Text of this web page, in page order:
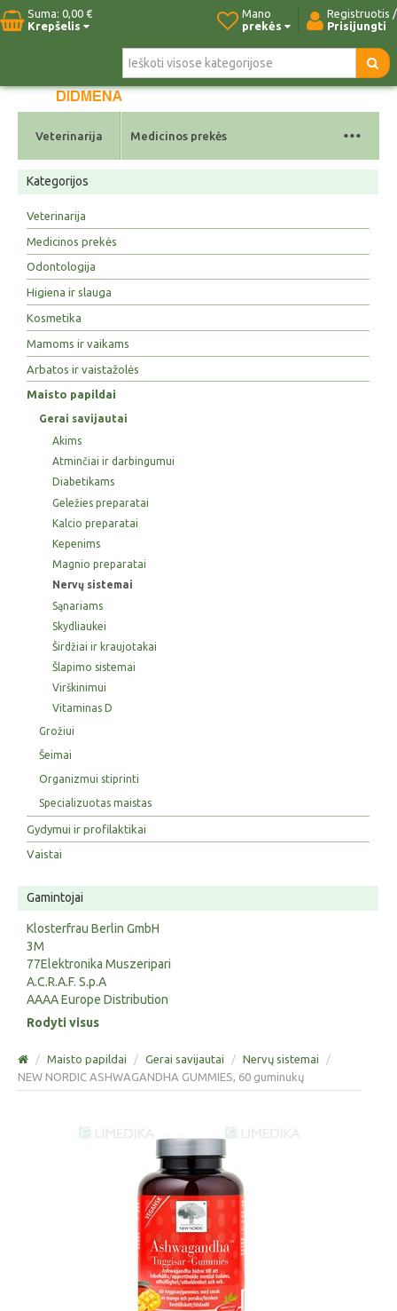
Suma: 0,00 €
Krepšelis
Registruotis /
Prisijungti
Mano
prekės
Pradžia Naujos prekės Kontaktai
Veterinarija Medicinos prekės ...
Kategorijos
Veterinarija
Medicinos prekės
Odontologija
Higiena ir slauga
Kosmetika
Mamoms ir vaikams
Arbatos ir vaistažolės
Maisto papildai
Gerai savijautai
Akims
Atminčiai ir darbingumui
Diabetikams
Geležies preparatai
Kalcio preparatai
Kepenims
Magnio preparatai
Nervų sistemai
Sąnariams
Skydliaukei
Širdžiai ir kraujotakai
Šlapimo sistemai
Virškinimui
Vitaminas D
Grožiui
Šeimai
Organizmui stiprinti
Specializuotas maistas
Gydymui ir profilaktikai
Vaistai
Gamintojai
Klosterfrau Berlin GmbH
3M
77Elektronika Muszeripari
A.C.R.A.F. S.p.A
AAAA Europe Distribution
Rodyti visus
/ Maisto papildai / Gerai savijautai / Nervų sistemai
/
NEW NORDIC ASHWAGANDHA GUMMIES, 60 guminukų